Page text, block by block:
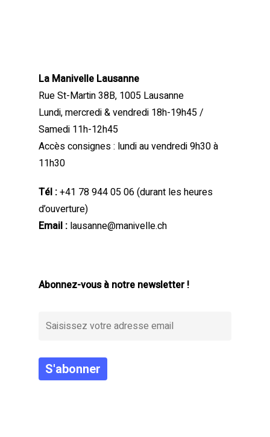
La Manivelle Lausanne
Rue St-Martin 38B, 1005 Lausanne
Lundi, mercredi & vendredi 18h-19h45 /
Samedi 11h-12h45
Accès consignes : lundi au vendredi 9h30 à
11h30
Tél :+41 78 944 05 06(durant les heures
d’ouverture)
Email : lausanne@manivelle.ch
Abonnez-vous à notre newsletter !